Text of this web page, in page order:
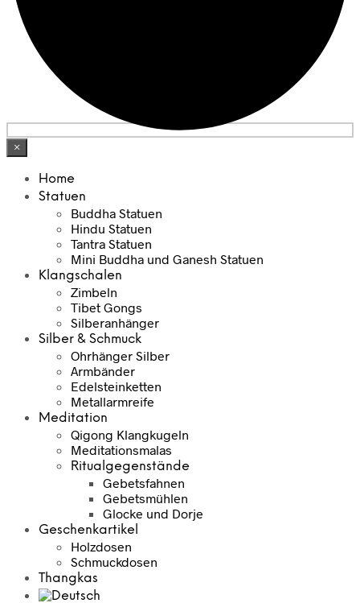
×
Home
Statuen
Buddha Statuen
Hindu Statuen
Tantra Statuen
Mini Buddha und Ganesh Statuen
Klangschalen
Zimbeln
Tibet Gongs
Silberanhänger
Silber & Schmuck
Ohrhänger Silber
Armbänder
Edelsteinketten
Metallarmreife
Meditation
Qigong Klangkugeln
Meditationsmalas
Ritualgegenstände
Gebetsfahnen
Gebetsmühlen
Glocke und Dorje
Geschenkartikel
Holzdosen
Schmuckdosen
Thangkas